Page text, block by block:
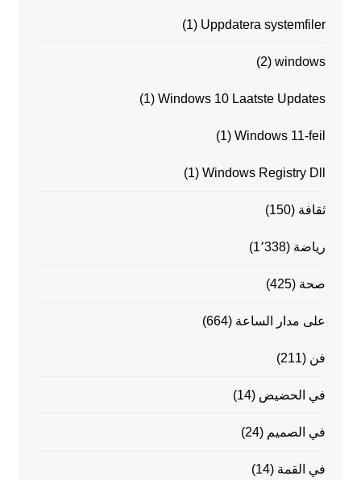
Uppdatera systemfiler
(1)
windows
(2)
Windows 10 Laatste Updates
(1)
Windows 11-feil
(1)
Windows Registry Dll
(1)
ثقافة (150)
رياضة (1٬338)
صحة (425)
على مدار الساعة (664)
فن (211)
في الحضيض (14)
في الصميم (24)
في القمة (14)